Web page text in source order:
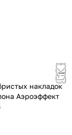
накладок
Аэроэффект